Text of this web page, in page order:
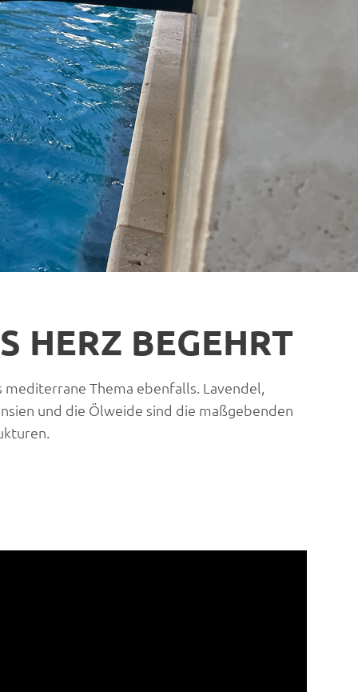
HERZ BEGEHRT
Thema ebenfalls. Lavendel,
und die Ölweide sind die maßgebenden